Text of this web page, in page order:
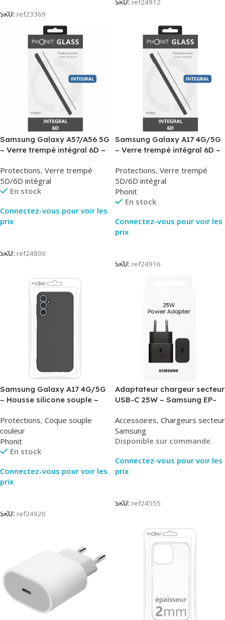
SKU: ref23369
SKU: ref24912
Samsung Galaxy A57/A56 5G
– Verre trempé intégral 6D –
Protections, Verre trempé
5D/6D intégral
En stock
Connectez-vous pour voir les
prix
SKU: ref24800
Samsung Galaxy A17 4G/5G
– Verre trempé intégral 6D –
Protections, Verre trempé
5D/6D intégral
Phonit
En stock
Connectez-vous pour voir les
prix
SKU: ref24916
Samsung Galaxy A17 4G/5G
– Housse silicone souple –
Protections, Coque souple
couleur
Phonit
En stock
Connectez-vous pour voir les
prix
SKU: ref24920
Adaptateur chargeur secteur
USB-C 25W – Samsung EP-
Packaging Original
Accessoires, Chargeurs secteur
Samsung
Disponible sur commande
Connectez-vous pour voir les
prix
SKU: ref24555